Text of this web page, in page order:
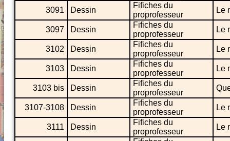
3091 Dessin
Fifiches du
proprofesseur
Le
3097 Dessin
Fifiches du
proprofesseur
Le
3102 Dessin
Fifiches du
proprofesseur
Le
3103 Dessin
Fifiches du
proprofesseur
Le
3103 bis Dessin
Fifiches du
proprofesseur
3107-3108 Dessin
Fifiches du
proprofesseur
Le
3111 Dessin
Fifiches du
proprofesseur
Le